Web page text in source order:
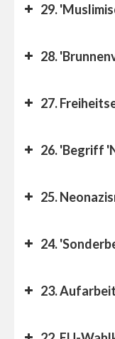
29.
28.
27.
26. 'Begriff
25.
24.
23.